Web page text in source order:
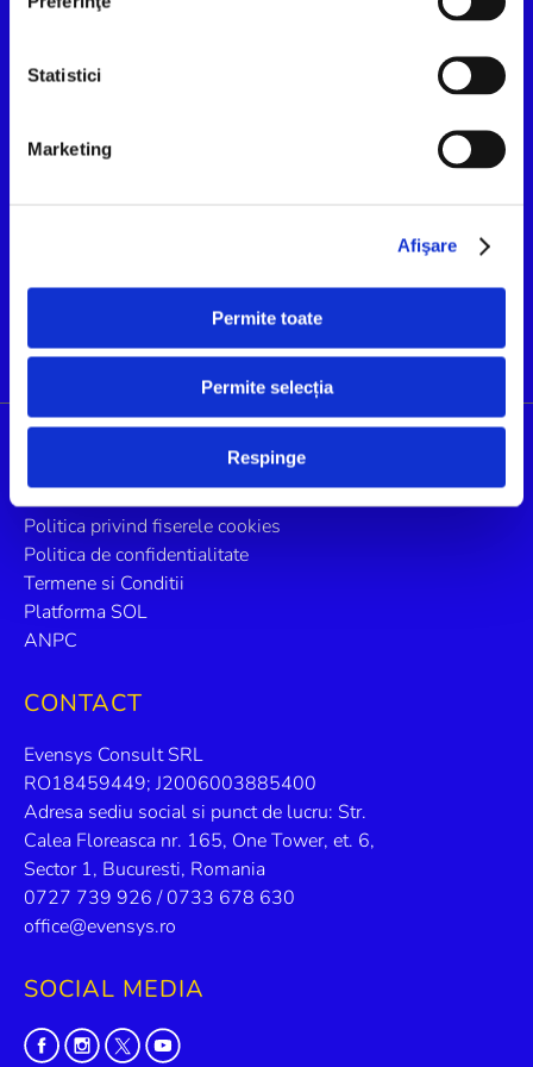
Statistici
Marketing
Afişare
Permite toate
Permite selecția
Respinge
Politica privind fiserele cookies
Politica de confidentialitate
Termene si Conditii
Platforma SOL
ANPC
CONTACT
Evensys Consult SRL
RO18459449; J2006003885400
Adresa sediu social si punct de lucru: Str.
Calea Floreasca nr. 165, One Tower, et. 6,
Sector 1, Bucuresti, Romania
0727 739 926 / 0733 678 630
office@evensys.ro
SOCIAL MEDIA